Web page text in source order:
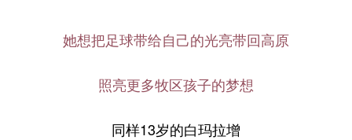
她想把足球带给自己的光亮带回高原
照亮更多牧区孩子的梦想
同样13岁的白玛拉增